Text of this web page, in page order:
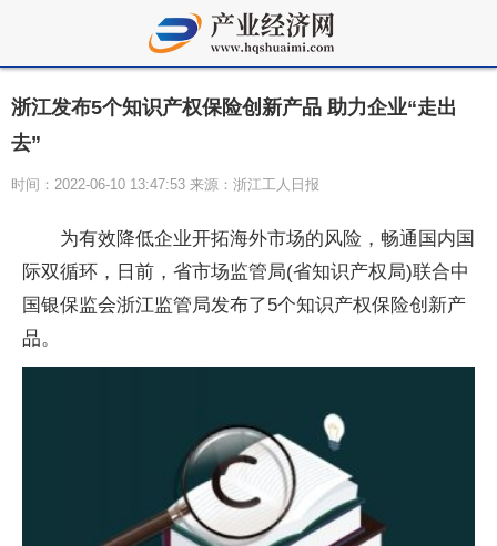
浙江发布5个知识产权保险创新产品 助力企业“走出
去”
时间：2022-06-10 13:47:53 来源：浙江工人日报
为有效降低企业开拓海外市场的风险，畅通国内国
际双循环，日前，省市场监管局(省知识产权局)联合中
国银保监会浙江监管局发布了5个知识产权保险创新产
品。